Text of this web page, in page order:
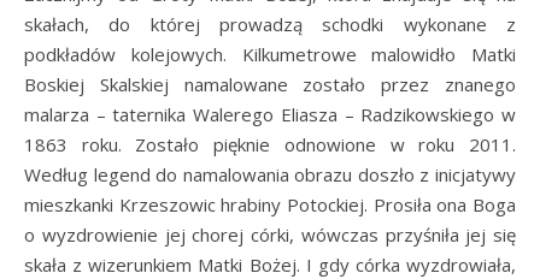
skałach, do której prowadzą schodki wykonane z
podkładów kolejowych. Kilkumetrowe malowidło Matki
Boskiej Skalskiej namalowane zostało przez znanego
malarza – taternika Walerego Eliasza – Radzikowskiego w
1863 roku. Zostało pięknie odnowione w roku 2011.
Według legend do namalowania obrazu doszło z inicjatywy
mieszkanki Krzeszowic hrabiny Potockiej. Prosiła ona Boga
o wyzdrowienie jej chorej córki, wówczas przyśniła jej się
skała z wizerunkiem Matki Bożej. I gdy córka wyzdrowiała,